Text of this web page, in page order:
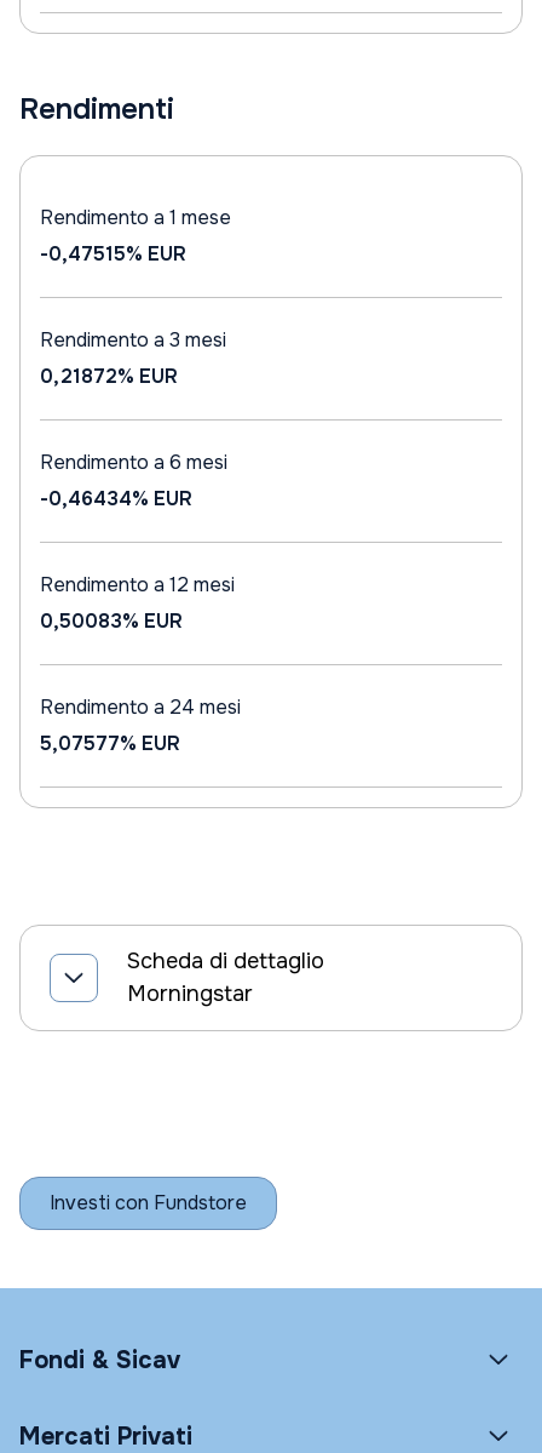
Rendimenti
Rendimento a 1 mese
-0,47515% EUR
Rendimento a 3 mesi
0,21872% EUR
Rendimento a 6 mesi
-0,46434% EUR
Rendimento a 12 mesi
0,50083% EUR
Rendimento a 24 mesi
5,07577% EUR
Scheda di dettaglio
Morningstar
Investi con Fundstore
Fondi & Sicav
Mercati Privati